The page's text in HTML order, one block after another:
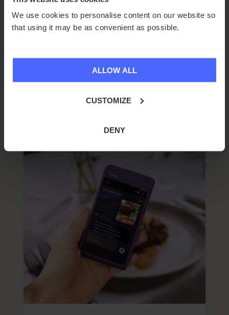
We use cookies to personalise content on our website so
that using it may be as convenient as possible.
ALLOW ALL
CUSTOMIZE
DENY
SALVA IMMAGINI